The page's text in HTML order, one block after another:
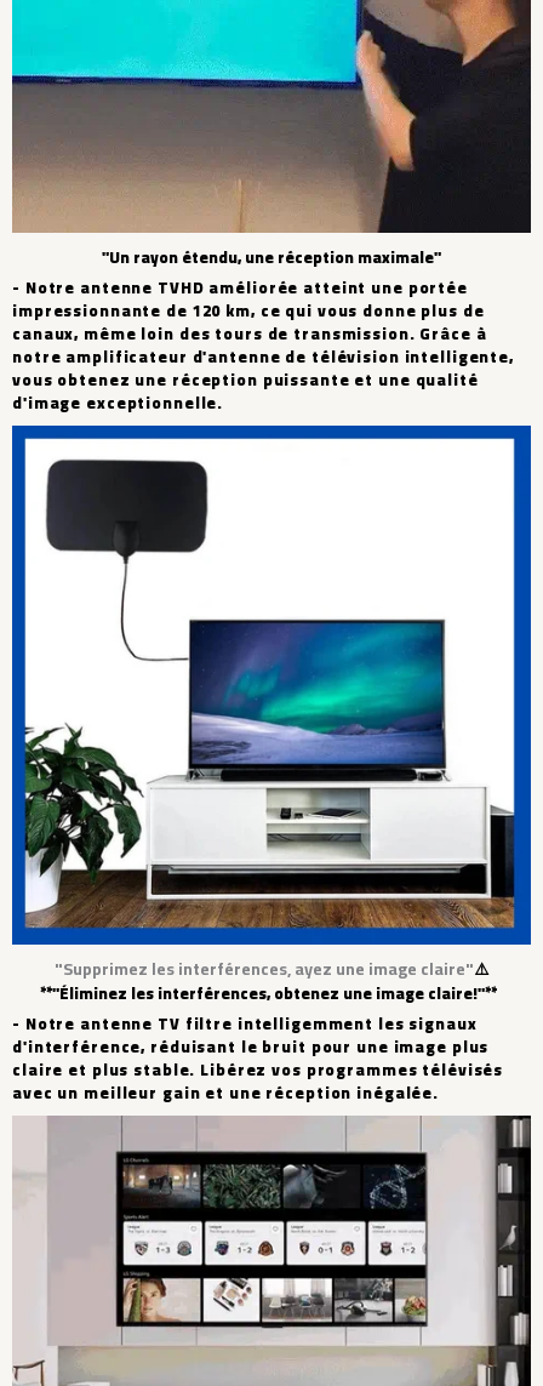
"Un rayon étendu, une réception maximale"
- Notre antenne TVHD améliorée atteint une portée
impressionnante de 120 km, ce qui vous donne plus de
canaux, même loin des tours de transmission. Grâce à
notre amplificateur d'antenne de télévision intelligente,
vous obtenez une réception puissante et une qualité
d'image exceptionnelle.
"Supprimez les interférences, ayez une image claire"⚠️
**"Éliminez les interférences, obtenez une image claire!"**
- Notre antenne TV filtre intelligemment les signaux
d'interférence, réduisant le bruit pour une image plus
claire et plus stable. Libérez vos programmes télévisés
avec un meilleur gain et une réception inégalée.